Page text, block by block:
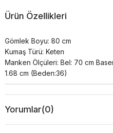
Ürün Özellikleri
Gömlek Boyu: 80 cm
Kumaş Türü: Keten
Manken Ölçüleri: Bel: 70 cm
1.68 cm (Beden:36)
Yorumlar(0)